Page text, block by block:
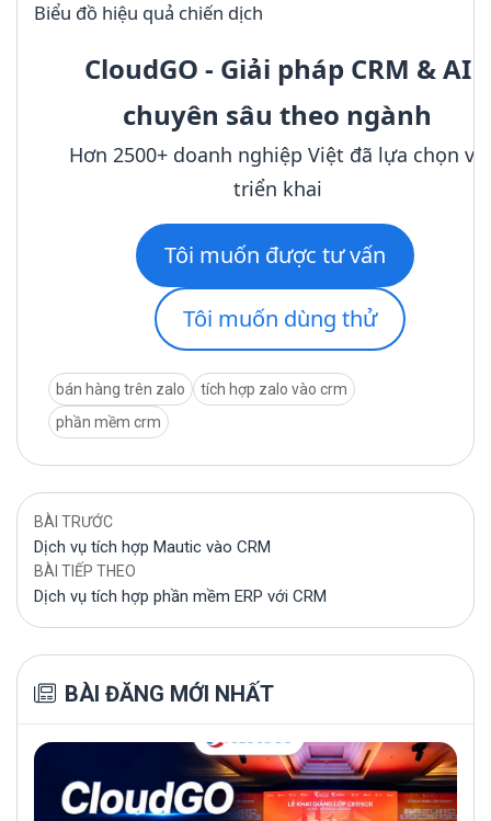
Biểu đồ hiệu quả chiến dịch
CloudGO - Giải pháp CRM & AI
chuyên sâu theo ngành
Hơn 2500+ doanh nghiệp Việt đã lựa chọn và
triển khai
Tôi muốn được tư vấn
Tôi muốn dùng thử
bán hàng trên zalo
tích hợp zalo vào crm
phần mềm crm
BÀI TRƯỚC
Dịch vụ tích hợp Mautic vào CRM
BÀI TIẾP THEO
Dịch vụ tích hợp phần mềm ERP với CRM
BÀI ĐĂNG MỚI NHẤT